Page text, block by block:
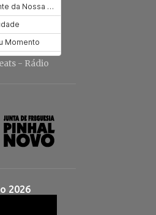
- Rádio
2026